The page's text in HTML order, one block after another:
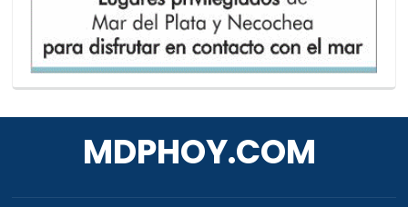
MDPHOY.COM